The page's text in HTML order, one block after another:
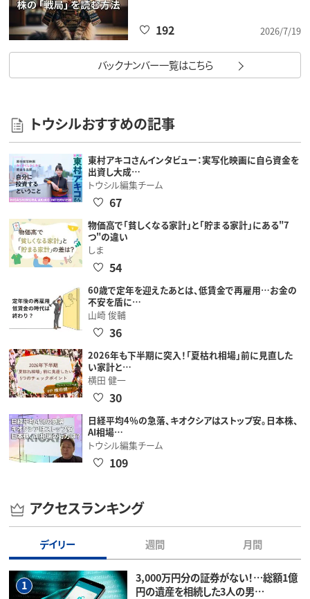
2026/7/19
192
バックナンバー一覧はこちら
トウシルおすすめの記事
東村アキコさんインタビュー：実写化映画に自ら資金を
出資し大成…
トウシル編集チーム
67
物価高で「貧しくなる家計」と「貯まる家計」にある"7
つ"の違い
しま
54
60歳で定年を迎えたあとは、低賃金で再雇用…お金の
不安を盾に…
山崎 俊輔
36
2026年も下半期に突入！「夏枯れ相場」前に見直した
い家計と…
横田 健一
30
日経平均4％の急落、キオクシアはストップ安。日本株、
AI相場…
トウシル編集チーム
109
アクセスランキング
デイリー 週間 月間
1
3,000万円分の証券がない！…総額1億
円の遺産を相続した3人の男…